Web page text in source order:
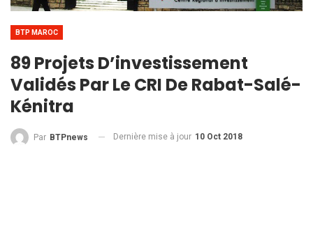
BTP MAROC
89 Projets D’investissement
Validés Par Le CRI De Rabat-Salé-
Kénitra
Par BTPnews Dernière mise à jour 10 Oct 2018